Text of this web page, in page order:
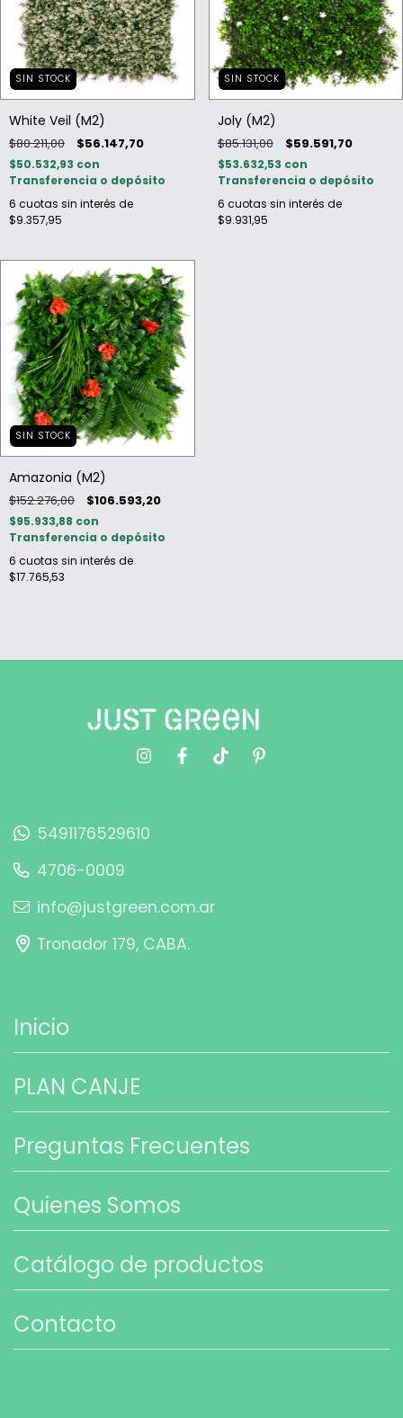
SIN STOCK
White Veil (M2)
$80.211,00 $56.147,70
$50.532,93 con
Transferencia o depósito
6 cuotas sin interés de
$9.357,95
SIN STOCK
Joly (M2)
$85.131,00 $59.591,70
$53.632,53 con
Transferencia o depósito
6 cuotas sin interés de
$9.931,95
SIN STOCK
Amazonia (M2)
$152.276,00 $106.593,20
$95.933,88 con
Transferencia o depósito
6 cuotas sin interés de
$17.765,53
5491176529610
4706-0009
info@justgreen.com.ar
Tronador 179, CABA.
Inicio
PLAN CANJE
Preguntas Frecuentes
Quienes Somos
Catálogo de productos
Contacto